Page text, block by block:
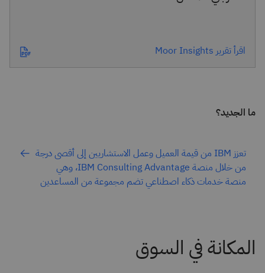
اقرأ تقرير Moor Insights
ما الجديد؟
تعزز IBM من قيمة العميل وعمل الاستشاريين إلى أقصى درجة
من خلال منصة IBM Consulting Advantage، وهي
منصة خدمات ذكاء اصطناعي تضم مجموعة من المساعدين